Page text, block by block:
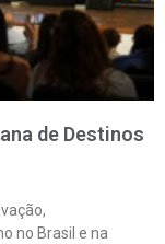
de Destinos
no Brasil e na